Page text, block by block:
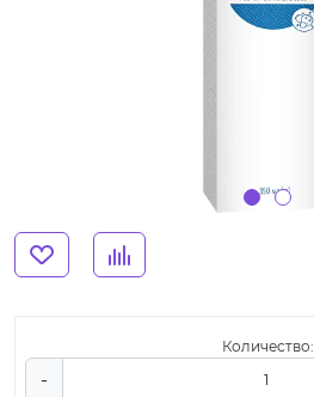
Количество:
-